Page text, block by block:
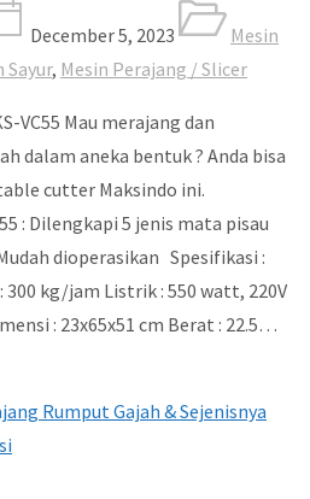
December 5, 2023
Mesin
Sayur, Mesin Perajang / Slicer
VC55 Mau merajang dan
dalam aneka bentuk ? Anda bisa
cutter Maksindo ini.
: Dilengkapi 5 jenis mata pisau
dioperasikan Spesifikasi :
300 kg/jam Listrik : 550 watt, 220V
: 23x65x51 cm Berat : 22.5…